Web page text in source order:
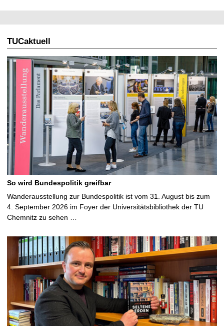
TUCaktuell
So wird Bundespolitik greifbar
Wanderausstellung zur Bundespolitik ist vom 31. August bis zum
4. September 2026 im Foyer der Universitätsbibliothek der TU
Chemnitz zu sehen …